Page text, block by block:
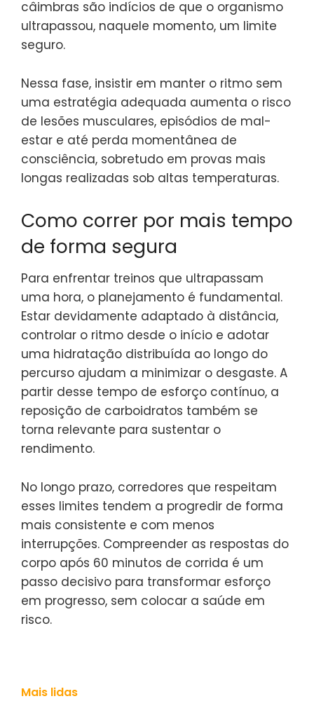
câimbras são indícios de que o organismo
ultrapassou, naquele momento, um limite
seguro.
Nessa fase, insistir em manter o ritmo sem
uma estratégia adequada aumenta o risco
de lesões musculares, episódios de mal-
estar e até perda momentânea de
consciência, sobretudo em provas mais
longas realizadas sob altas temperaturas.
Como correr por mais tempo
de forma segura
Para enfrentar treinos que ultrapassam
uma hora, o planejamento é fundamental.
Estar devidamente adaptado à distância,
controlar o ritmo desde o início e adotar
uma hidratação distribuída ao longo do
percurso ajudam a minimizar o desgaste. A
partir desse tempo de esforço contínuo, a
reposição de carboidratos também se
torna relevante para sustentar o
rendimento.
No longo prazo, corredores que respeitam
esses limites tendem a progredir de forma
mais consistente e com menos
interrupções. Compreender as respostas do
corpo após 60 minutos de corrida é um
passo decisivo para transformar esforço
em progresso, sem colocar a saúde em
risco.
Mais lidas